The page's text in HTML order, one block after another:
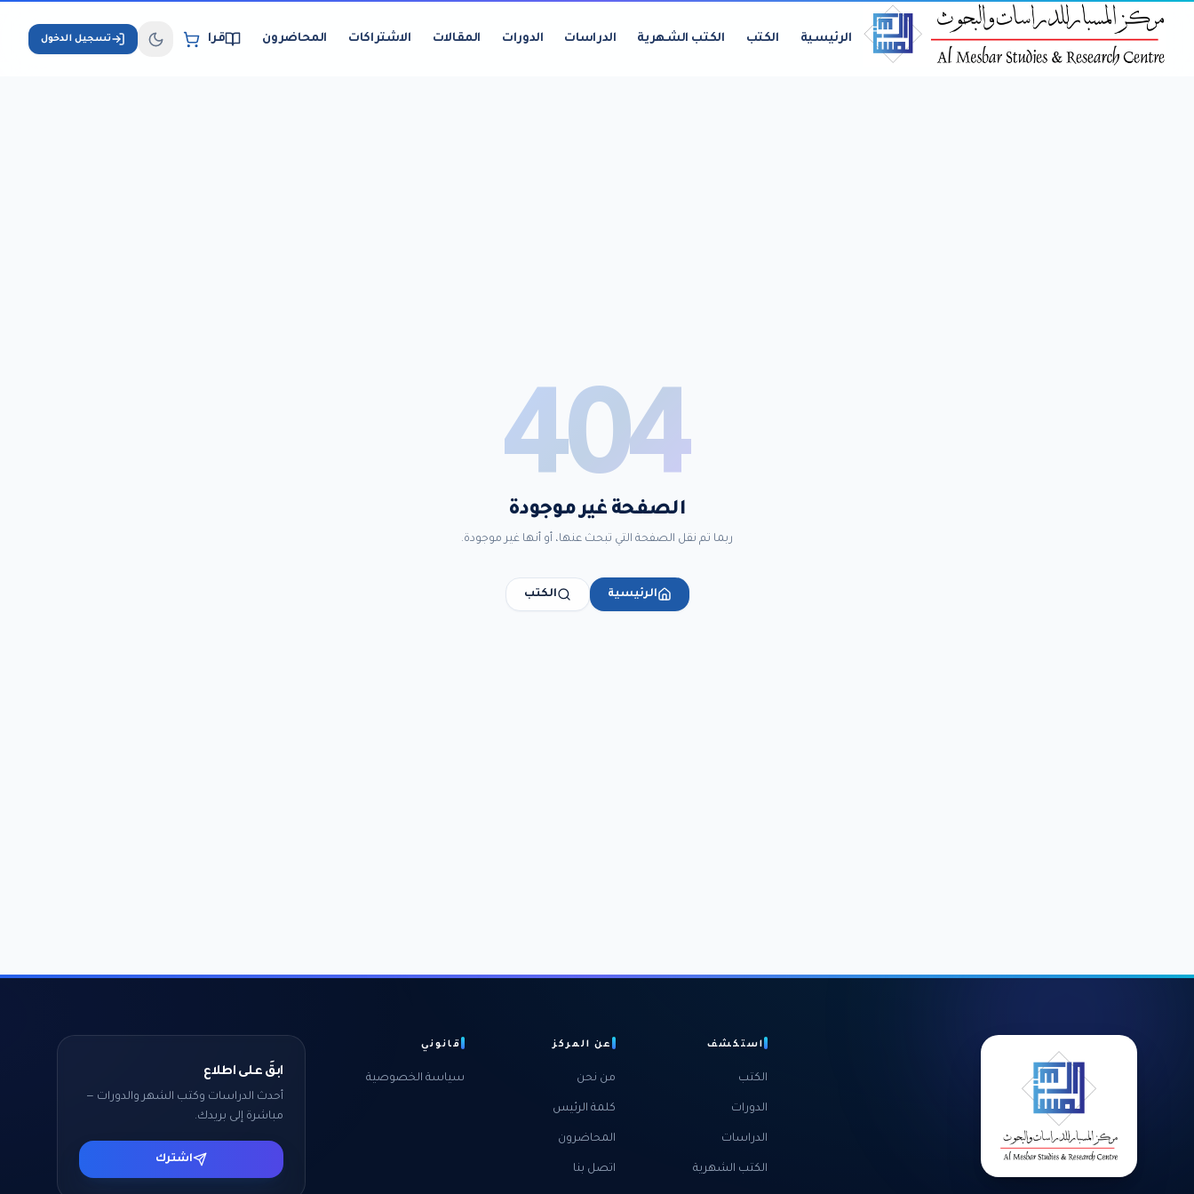
الرئيسية الكتب الكتب الشهرية الدراسات الدورات المقالات الاشتراكات المحاضرون قراءة الكتب الإلكترونيةتسجيل الدخول
404
الصفحة غير موجودة
ربما تم نقل الصفحة التي تبحث عنها، أو أنها غير موجودة.
الرئيسية الكتب
استكشف
الكتب
الدورات
الدراسات
الكتب الشهرية
عن المركز
من نحن
كلمة الرئيس
المحاضرون
اتصل بنا
قانوني
سياسة الخصوصية
ابقَ على اطلاع
أحدث الدراسات وكتب الشهر والدورات —
مباشرة إلى بريدك.
اشترك